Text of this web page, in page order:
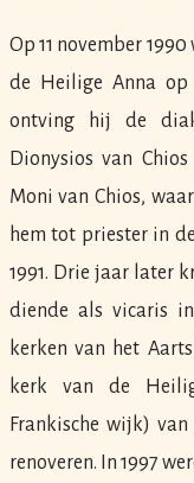
Op 11 november
de Heilige Anna op
ontving hij de
Dionysios van
Moni van Chios,
hem tot priester in
1991. Drie jaar later
diende als vicaris
kerken van het
kerk van de
Frankische wijk)
renoveren. In 1997